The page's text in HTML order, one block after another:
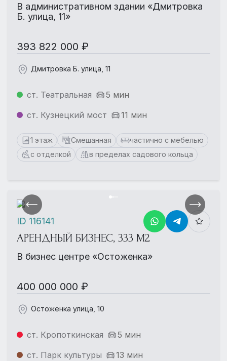
В административном здании «Дмитровка
Б. улица, 11»
393 822 000 ₽
Дмитровка Б. улица, 11
ст. Театральная
5 мин
ст. Кузнецкий мост
11 мин
1 этаж Смешанная
частично с мебелью
с отделкой
в пределах садового кольца
АРЕНДНЫЙ БИЗНЕС, 333 М2
В бизнес центре «Остоженка»
400 000 000 ₽
Остоженка улица, 10
ст. Кропоткинская
5 мин
ст. Парк культуры
13 мин
ID 116141